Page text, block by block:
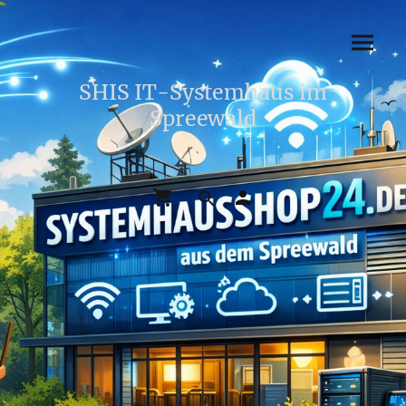
SHIS IT-Systemhaus im
Spreewald